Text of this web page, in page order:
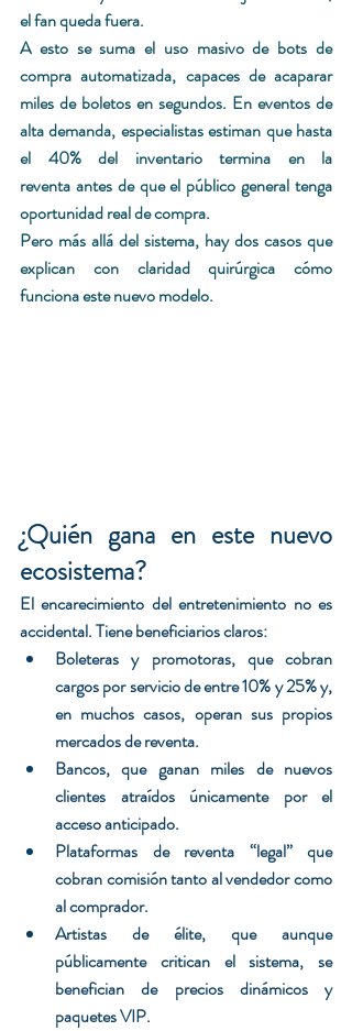
el fan queda fuera.
A esto se suma el uso masivo de bots de
compra automatizada, capaces de acaparar
miles de boletos en segundos. En eventos de
alta demanda, especialistas estiman que hasta
el 40% del inventario termina en la
reventa antes de que el público general tenga
oportunidad real de compra.
Pero más allá del sistema, hay dos casos que
explican con claridad quirúrgica cómo
funciona este nuevo modelo.
¿Quién gana en este nuevo
ecosistema?
El encarecimiento del entretenimiento no es
accidental. Tiene beneficiarios claros:
Boleteras y promotoras, que cobran
cargos por servicio de entre 10% y 25% y,
en muchos casos, operan sus propios
mercados de reventa.
Bancos, que ganan miles de nuevos
clientes atraídos únicamente por el
acceso anticipado.
Plataformas de reventa “legal” que
cobran comisión tanto al vendedor como
al comprador.
Artistas de élite, que aunque
públicamente critican el sistema, se
benefician de precios dinámicos y
paquetes VIP.